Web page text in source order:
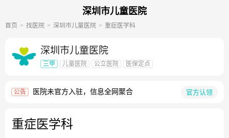
深圳市儿童医院
首页 找医院 深圳市儿童医院 重症医学科
深圳市儿童医院
三甲 儿童医院 公立医院 医保定点
公告 医院未官方入驻，信息全网聚合 官方认领
重症医学科